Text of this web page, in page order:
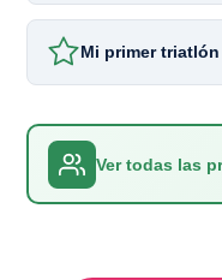
Mi primer triatlón
Ver todas las